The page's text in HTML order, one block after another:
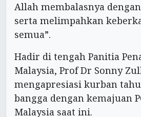
Allah membalasnya
serta melimpahkan
semua”.
Hadir di tengah Panitia
Malaysia, Prof Dr Sonny
mengapresiasi kurban
bangga dengan kemajuan
Malaysia saat ini.